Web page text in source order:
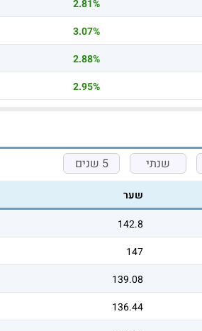
2.81%
3.07%
2.88%
2.95%
שנתי 5 שנים
שער
142.8
147
139.08
136.44